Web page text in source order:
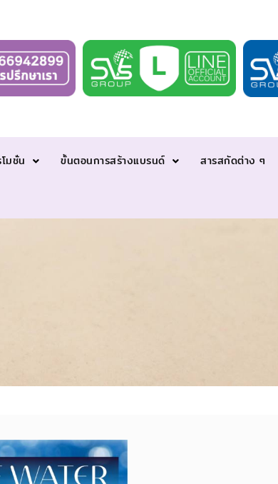
มชั่น ขั้นตอนการสร้างแบรนด์ สารสกัดต่าง ๆ